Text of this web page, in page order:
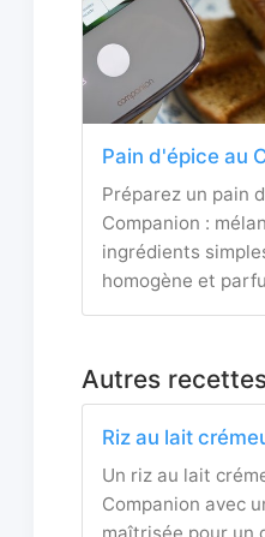
Pain d'épice au
Préparez un pain
Companion :
ingrédients
homogène et
Autres
Riz au lait
Un riz au lait
Companion avec